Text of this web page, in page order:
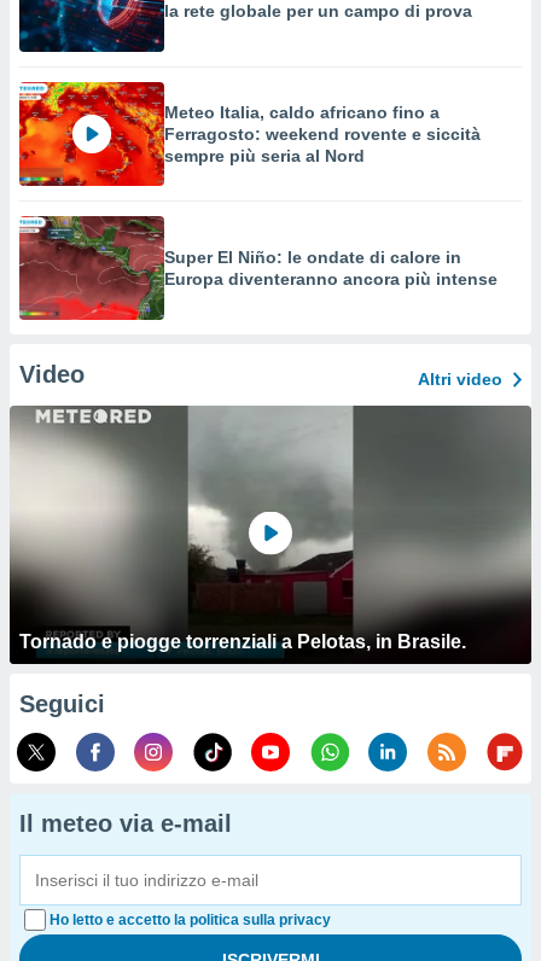
la rete globale per un campo di prova
Meteo Italia, caldo africano fino a
Ferragosto: weekend rovente e siccità
sempre più seria al Nord
Super El Niño: le ondate di calore in
Europa diventeranno ancora più intense
Video Altri video
Tornado e piogge torrenziali a Pelotas, in Brasile.
Seguici
Il meteo via e-mail
Ho letto e accetto la politica sulla privacy